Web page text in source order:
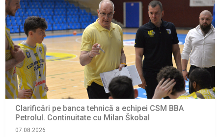
Clarificări pe banca tehnică a echipei CSM BBA
Petrolul. Continuitate cu Milan Škobal
07.08.2026